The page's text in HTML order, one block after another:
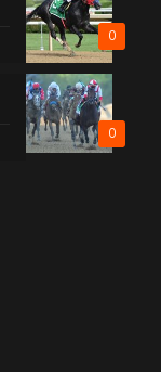
0
0